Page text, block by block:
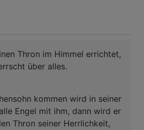
Thron im Himmel errichtet,
über alles.
kommen wird in seiner
Engel mit ihm, dann wird er
Thron seiner Herrlichkeit,